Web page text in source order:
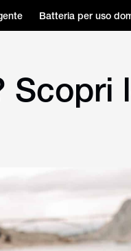
Batteria per uso